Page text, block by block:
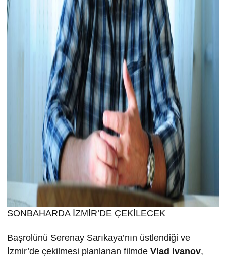
SONBAHARDA İZMİR’DE ÇEKİLECEK
Başrolünü Serenay Sarıkaya’nın üstlendiği ve
İzmir’de çekilmesi planlanan filmde Vlad Ivanov,